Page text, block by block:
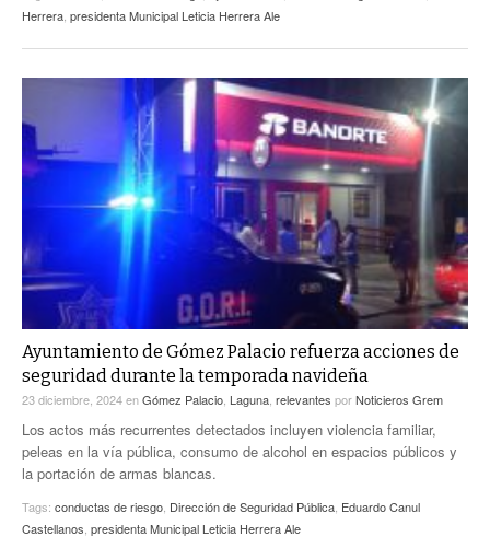
Herrera presidenta Municipal Leticia Herrera Ale
Ayuntamiento de Gómez Palacio refuerza acciones de
seguridad durante la temporada navideña
23 diciembre, 2024enGómez Palacio, Laguna, relevantes porNoticieros Grem
Los actos más recurrentes detectados incluyen violencia familiar,
peleas en la vía pública, consumo de alcohol en espacios públicos y
la portación de armas blancas.
Tags: conductas de riesgo, Dirección de Seguridad Pública, Eduardo Canul
Castellanos, presidenta Municipal Leticia Herrera Ale